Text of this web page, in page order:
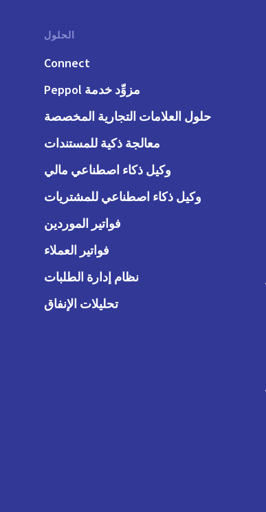
الحلول
Connect
مزوِّد خدمة Peppol
حلول العلامات التجارية المخصصة
معالجة ذكية للمستندات
وكيل ذكاء اصطناعي مالي
وكيل ذكاء اصطناعي للمشتريات
فواتير الموردين
فواتير العملاء
نظام إدارة الطلبات
تحليلات الإنفاق